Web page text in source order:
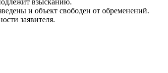
и объект свободен от обременений.
заявителя.